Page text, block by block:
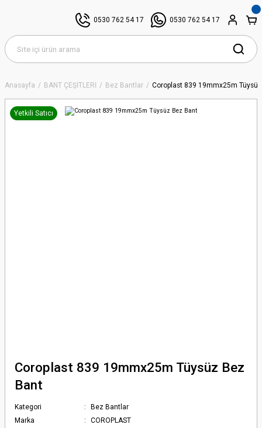
0530 762 54 17 0530 762 54 17
Anasayfa BANT ÇEŞİTLERİ Bez Bantlar Coroplast 839 19mmx25m
Yetkili Satıcı
Coroplast 839 19mmx25m Tüysüz Bez
Bant
Kategori
Bez Bantlar
Marka
COROPLAST